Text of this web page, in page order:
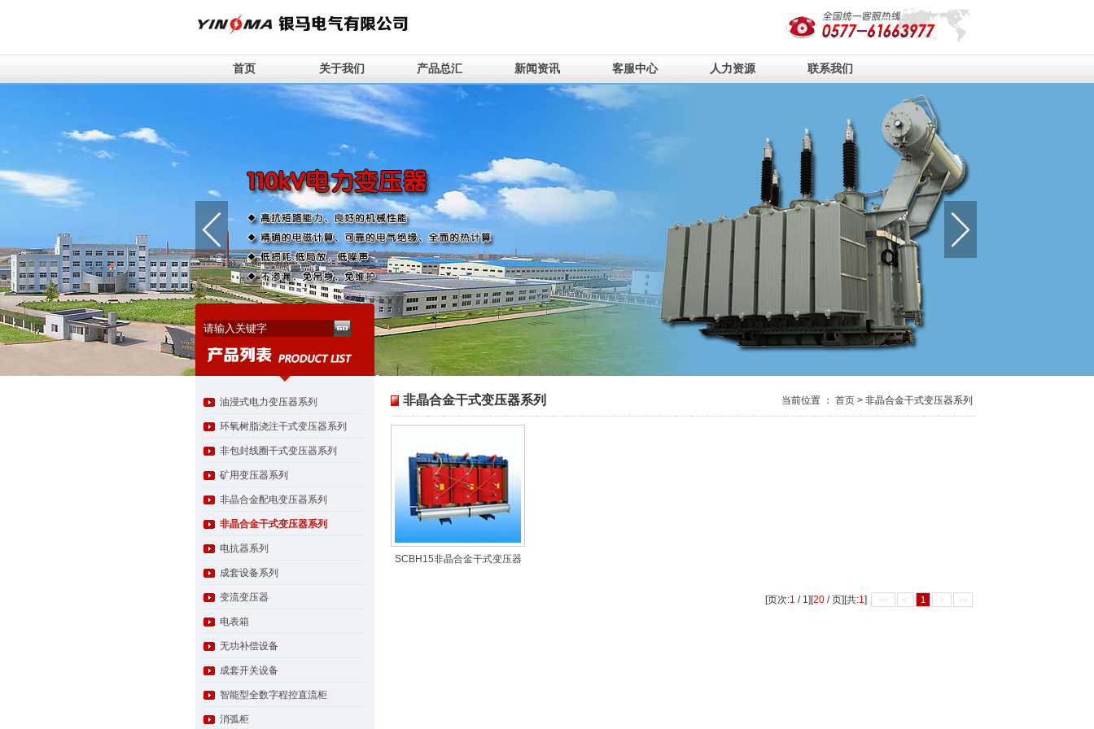
首页 关于我们 产品总汇 新闻资讯 客服中心 人力资源 联系我们
油浸式电力变压器系列
环氧树脂浇注干式变压器系列
非包封线圈干式变压器系列
矿用变压器系列
非晶合金配电变压器系列
非晶合金干式变压器系列
电抗器系列
成套设备系列
变流变压器
电表箱
无功补偿设备
成套开关设备
智能型全数字程控直流柜
消弧柜
非晶合金干式变压器系列 当前位置 ： 首页 > 非晶合金干式变压器系列
SCBH15非晶合金干式变压器
[页次:1 / 1][20 / 页][共:1] << < 1 > >>